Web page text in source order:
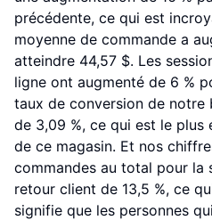
précédente, ce qui est
moyenne de commande a
atteindre 44,57 $. Les
ligne ont augmenté de 6 %
taux de conversion de notre
de 3,09 %, ce qui est le plus
de ce magasin. Et nos
commandes au total pour la
retour client de 13,5 %, ce
signifie que les personnes